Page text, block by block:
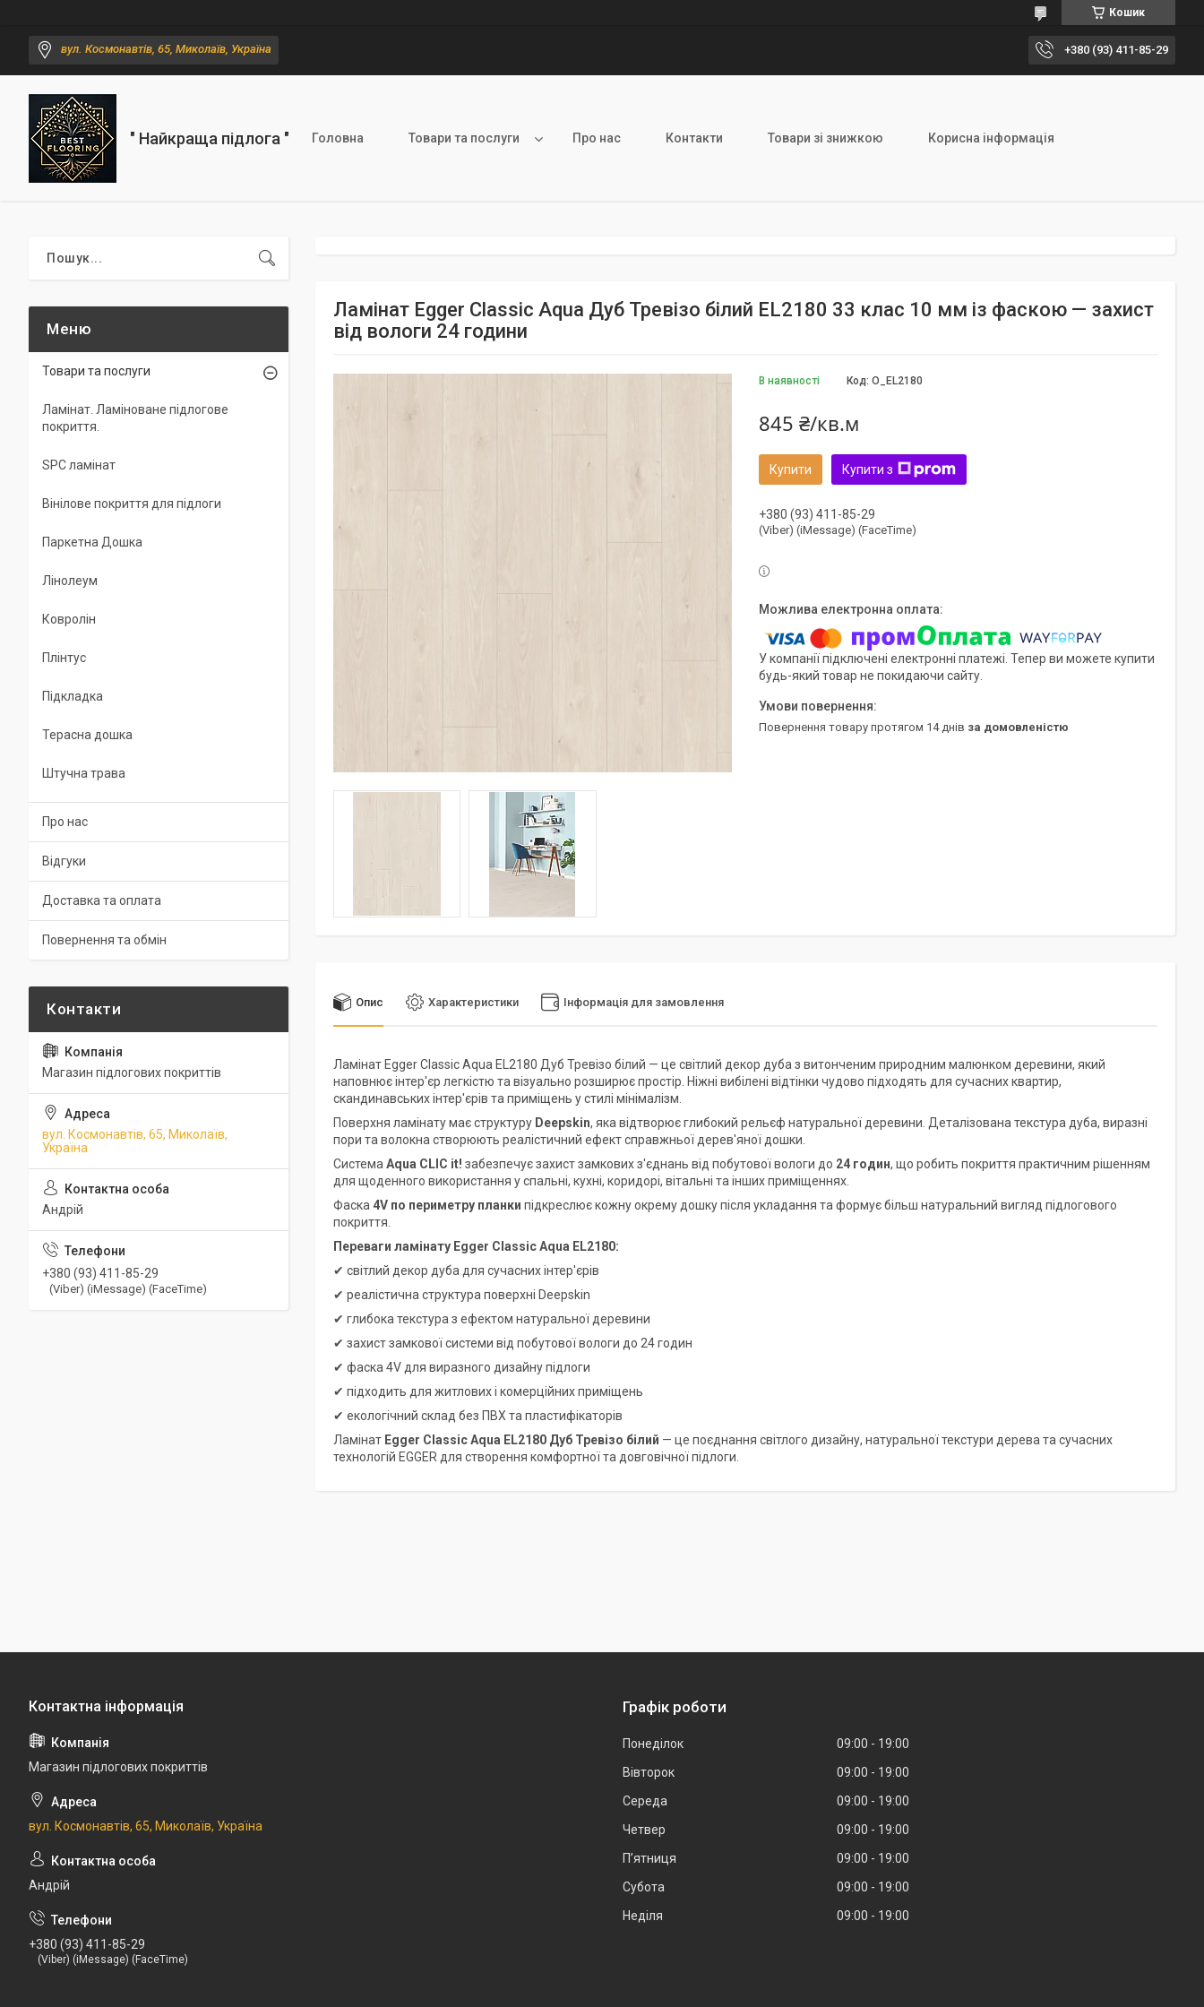
Кошик
вул. Космонавтів, 65, Миколаїв, Україна +380 (93) 411-85-29
" Найкраща підлога " Головна Товари та послуги Про нас Контакти Товари зі знижкою Корисна інформація
Ламінат Egger Classic Aqua Дуб Тревізо білий EL2180 33 клас 10 мм із фаскою — захист
від вологи 24 години
В наявності Код: O_EL2180
845 ₴/кв.м
Купити Купити з
+380 (93) 411-85-29
(Viber) (iMessage) (FaceTime)
У компанії підключені електронні платежі. Тепер ви можете купити
будь-який товар не покидаючи сайту.
повернення товару протягом 14 днів за домовленістю
Опис Характеристики Інформація для замовлення
Ламінат Egger Classic Aqua EL2180 Дуб Тревізо білий — це світлий декор дуба з витонченим природним малюнком деревини, який
наповнює інтер'єр легкістю та візуально розширює простір. Ніжні вибілені відтінки чудово підходять для сучасних квартир,
скандинавських інтер'єрів та приміщень у стилі мінімалізм.
Поверхня ламінату має структуру Deepskin, яка відтворює глибокий рельєф натуральної деревини. Деталізована текстура дуба, виразні
пори та волокна створюють реалістичний ефект справжньої дерев'яної дошки.
Система Aqua CLIC it! забезпечує захист замкових з'єднань від побутової вологи до 24 годин, що робить покриття практичним рішенням
для щоденного використання у спальні, кухні, коридорі, вітальні та інших приміщеннях.
Фаска 4V по периметру планки підкреслює кожну окрему дошку після укладання та формує більш натуральний вигляд підлогового
покриття.
Переваги ламінату Egger Classic Aqua EL2180:
✔ світлий декор дуба для сучасних інтер'єрів
✔ реалістична структура поверхні Deepskin
✔ глибока текстура з ефектом натуральної деревини
✔ захист замкової системи від побутової вологи до 24 годин
✔ фаска 4V для виразного дизайну підлоги
✔ підходить для житлових і комерційних приміщень
✔ екологічний склад без ПВХ та пластифікаторів
Ламінат Egger Classic Aqua EL2180 Дуб Тревізо білий — це поєднання світлого дизайну, натуральної текстури дерева та сучасних
технологій EGGER для створення комфортної та довговічної підлоги.
Товари та послуги
Ламінат. Ламіноване підлогове
покриття.
SPC ламінат
Вінілове покриття для підлоги
Паркетна Дошка
Лінолеум
Ковролін
Плінтус
Підкладка
Терасна дошка
Штучна трава
Про нас
Відгуки
Доставка та оплата
Повернення та обмін
Магазин підлогових покриттів
вул. Космонавтів, 65, Миколаїв,
Україна
Андрій
+380 (93) 411-85-29
(Viber) (iMessage) (FaceTime)
Магазин підлогових покриттів
вул. Космонавтів, 65, Миколаїв, Україна
Андрій
+380 (93) 411-85-29
(Viber) (iMessage) (FaceTime)
Графік роботи
Понеділок 09:00
19:00
Вівторок
09:00
19:00
Середа
09:00
19:00
Четвер
09:00
19:00
Пʼятниця
09:00
19:00
Субота
09:00
19:00
Неділя
09:00 19:00